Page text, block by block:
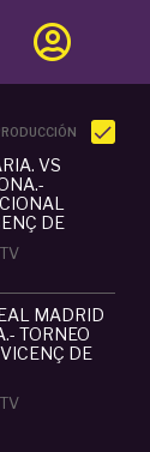
VS
DE
MADRID
TORNEO
DE